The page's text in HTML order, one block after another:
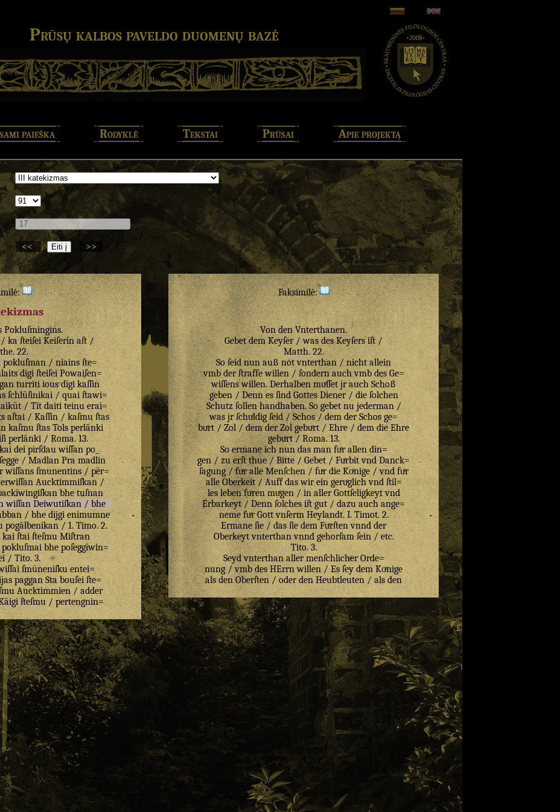
Prūsų kalbos paveldo duomenų bazė
paieška Rodyklė Tekstai Prūsai Apie projektą
<< >>
Pokluſmingins.
ka ſteiſei Keiſerin aſt/
.22.
pokluſman/niains ſte=
digi ſteiſei Powaiſen=
turriti ious dīgi kaſſin
ſchlūſinikai/quai ſtawi=
/Tīt daiti teinu erai=
aſtai/Kaſſin/kaſmu ſtas
kaſmu ſtas Tols perlānki
perlānki/Roma.13.
kai dei pirſdau wiſſan po_
ſegge/Madlan Pra madlin
wiſſans ſmunentins/pēr=
Aucktimmiſkan/
bhe tuſnan
wiſſan Deiwutiſkan / bhe
/bhe dijgi enimumne
pogālbenikan/1.Timo.2.
kai ſtai ſteſmu Miſtran
pokluſmai bhe poſeggīwin=
/Tito.3.
ſmūneniſku entei=
paggan Sta bouſei ſte=
Aucktimmien/ adder
ſteſmu/pertengnin=
Faksimilė:
Von den Vnterthanen.
Gebet dem Keyſer / was des Keyſers iſt /
Matth. 22.
So ſeid nun auß not vnterthan / nicht allein
vmb der ſtraffe willen / ſondern auch vmb des Ge=
wiſſens willen. Derhalben muͤſſet jr auch Schoß
geben / Denn es ſind Gottes Diener / die ſolchen
Schutz ſollen handhaben. So gebet nu jederman /
was jr ſchuͤldig ſeid / Schos / dem der Schos ge=
buͤrt / Zol / dem der Zol gebuͤrt / Ehre / dem die Ehre
gebuͤrt / Roma. 13.
So ermane ich nun das man fuͤr allen din=
gen / zu erſt thue / Bitte / Gebet / Fuͤrbit vnd Danck=
ſagung / fuͤr alle Menſchen / fuͤr die Koͤnige / vnd fuͤr
alle Oberkeit / Auff das wir ein geruͤglich vnd ſtil=
les leben fuͤren muͤgen / in aller Gottſeligkeyt vnd
Erbarkeyt / Denn ſolches iſt gut / dazu auch ange=
neme fuͤr Gott vnſerm Heylandt. I. Timot. 2.
Ermane ſie / das ſie dem Fuͤrſten vnnd der
Oberkeyt vnterthan vnnd gehorſam ſein / etc.
Tito. 3.
Seyd vnterthan aller menſchlicher Orde=
nung / vmb des HErrn willen / Es ſey dem Koͤnige
als den Oberſten / oder den Heubtleuten / als den